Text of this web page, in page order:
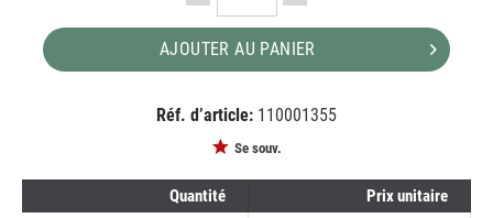
AJOUTER AU PANIER
Réf. d’article: 110001355
Se souv.
Quantité
Prix unitaire